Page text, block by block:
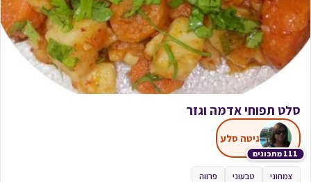
סלט תפוחי אדמה וגזר
111 מתכונים
גיטה סלע
צמחוני טבעוני פרווה